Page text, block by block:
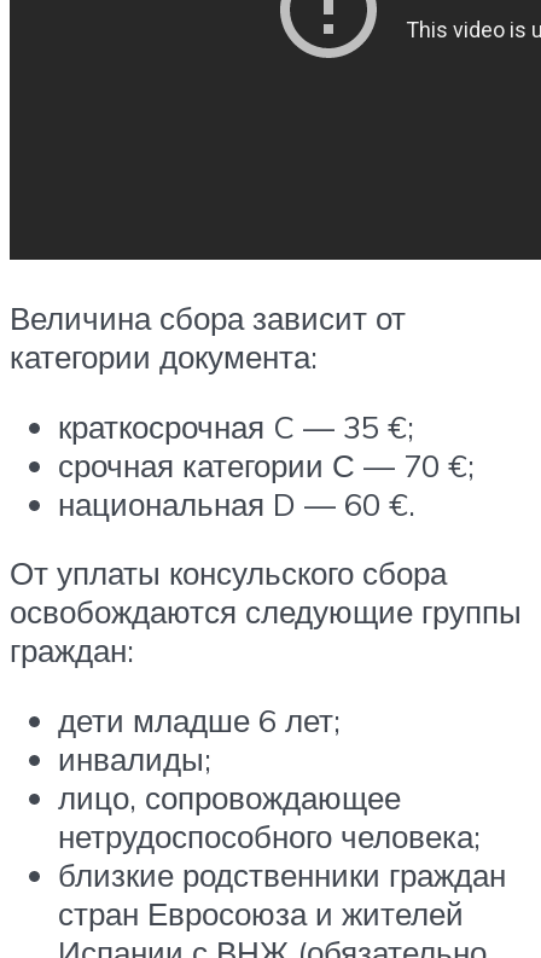
Величина сбора зависит от
категории документа:
краткосрочная C — 35 €;
срочная категории С — 70 €;
национальная D — 60 €.
От уплаты консульского сбора
освобождаются следующие группы
граждан:
дети младше 6 лет;
инвалиды;
лицо, сопровождающее
нетрудоспособного человека;
близкие родственники граждан
стран Евросоюза и жителей